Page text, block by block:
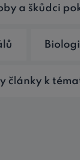
a škůdci
články k